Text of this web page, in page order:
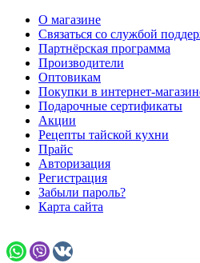
О магазине
Связаться со службой
Партнёрская программа
Производители
Оптовикам
Покупки в интернет-
Подарочные сертификаты
Акции
Рецепты тайской кухни
Прайс
Авторизация
Регистрация
Забыли пароль?
Карта сайта